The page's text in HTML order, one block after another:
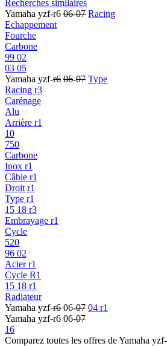
Recherches similaires
Yamaha yzf-r6 06-07 Racing
Echappement
Fourche
Carbone
99 02
03 05
Yamaha yzf-r6 06-07 Type
Racing r3
Carénage
Alu
Arrière r1
10
750
Carbone
Inox r1
Câble r1
Droit r1
Type r1
15 18 r3
Embrayage r1
Cycle
520
96 02
Acier r1
Cycle R1
15 18 r1
Radiateur
Yamaha yzf-r6 06-07 04 r1
Yamaha yzf-r6 06-07
16
Comparez toutes les offres de Yamaha